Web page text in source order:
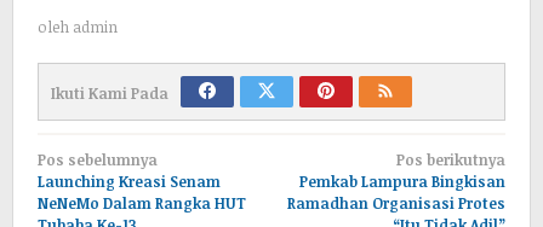
oleh admin
Ikuti Kami Pada
Navigasi
pos
Pos sebelumnya
Launching Kreasi Senam
NeNeMo Dalam Rangka HUT
Pos berikutnya
Pemkab Lampura Bingkisan
Ramadhan Organisasi Protes